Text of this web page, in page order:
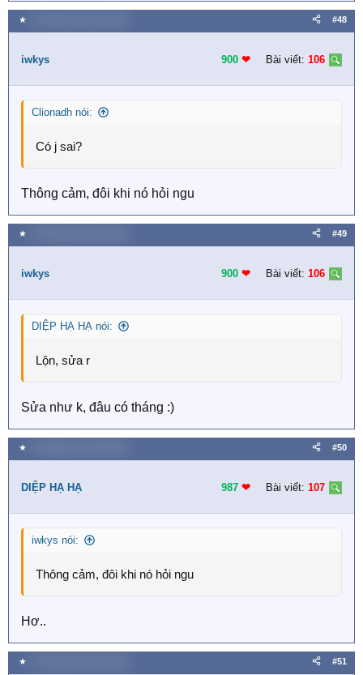
★ #48
iwkys 900 ❤︎ Bài viết: 106
Clionadh nói:
Có j sai?
Thông cảm, đôi khi nó hỏi ngu
★ #49
iwkys 900 ❤︎ Bài viết: 106
DIỆP HẠ HẠ nói:
Lộn, sửa r
Sửa như k, đâu có tháng :)
★ #50
DIỆP HẠ HẠ 987 ❤︎ Bài viết: 107
iwkys nói:
Thông cảm, đôi khi nó hỏi ngu
Hơ..
★ #51